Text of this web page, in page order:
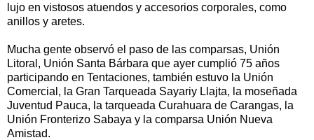
lujo en vistosos atuendos y accesorios corporales, como
anillos y aretes.
Mucha gente observó el paso de las comparsas, Unión
Litoral, Unión Santa Bárbara que ayer cumplió 75 años
participando en Tentaciones, también estuvo la Unión
Comercial, la Gran Tarqueada Sayariy Llajta, la moseñada
Juventud Pauca, la tarqueada Curahuara de Carangas, la
Unión Fronterizo Sabaya y la comparsa Unión Nueva
Amistad.